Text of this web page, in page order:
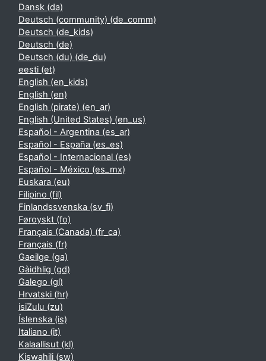
Dansk ‎(da)‎
Deutsch (community) ‎(de_comm)‎
Deutsch ‎(de_kids)‎
Deutsch ‎(de)‎
Deutsch (du) ‎(de_du)‎
eesti ‎(et)‎
English ‎(en_kids)‎
English ‎(en)‎
English (pirate) ‎(en_ar)‎
English (United States) ‎(en_us)‎
Español - Argentina ‎(es_ar)‎
Español - España ‎(es_es)‎
Español - Internacional ‎(es)‎
Español - México ‎(es_mx)‎
Euskara ‎(eu)‎
Filipino ‎(fil)‎
Finlandssvenska ‎(sv_fi)‎
Føroyskt ‎(fo)‎
Français (Canada) ‎(fr_ca)‎
Français ‎(fr)‎
Gaeilge ‎(ga)‎
Gàidhlig ‎(gd)‎
Galego ‎(gl)‎
Hrvatski ‎(hr)‎
isiZulu ‎(zu)‎
Íslenska ‎(is)‎
Italiano ‎(it)‎
Kalaallisut ‎(kl)‎
Kiswahili ‎(sw)‎